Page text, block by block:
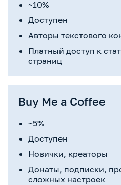
~10%
Доступен
Авторы текстового
Платный доступ к
страниц
Buy Me a Coffee
~5%
Доступен
Новички, креаторы
Донаты, подписки,
сложных настроек